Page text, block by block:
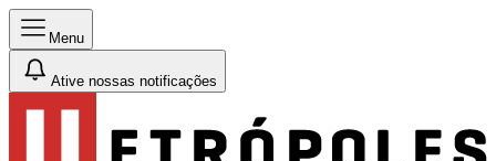
Menu
Ative nossas notificações